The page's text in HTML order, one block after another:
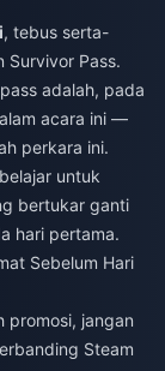
, tebus serta-
Survivor Pass.
adalah, pada
acara ini —
perkara ini.
untuk
bertukar ganti
hari pertama.
Sebelum Hari
promosi, jangan
Steam